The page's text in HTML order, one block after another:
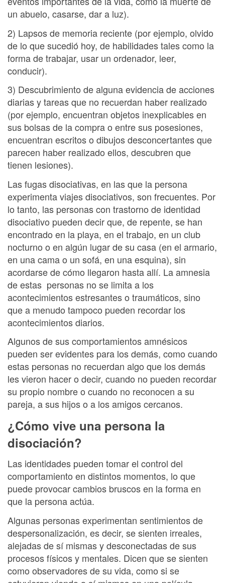
un abuelo, casarse, dar a luz).
2) Lapsos de memoria reciente (por ejemplo, olvido
de lo que sucedió hoy, de habilidades tales como la
forma de trabajar, usar un ordenador, leer,
conducir).
3) Descubrimiento de alguna evidencia de acciones
diarias y tareas que no recuerdan haber realizado
(por ejemplo, encuentran objetos inexplicables en
sus bolsas de la compra o entre sus posesiones,
encuentran escritos o dibujos desconcertantes que
parecen haber realizado ellos, descubren que
tienen lesiones).
Las fugas disociativas, en las que la persona
experimenta viajes disociativos, son frecuentes. Por
lo tanto, las personas con trastorno de identidad
disociativo pueden decir que, de repente, se han
encontrado en la playa, en el trabajo, en un club
nocturno o en algún lugar de su casa (en el armario,
en una cama o un sofá, en una esquina), sin
acordarse de cómo llegaron hasta allí. La amnesia
de estas personas no se limita a los
acontecimientos estresantes o traumáticos, sino
que a menudo tampoco pueden recordar los
acontecimientos diarios.
Algunos de sus comportamientos amnésicos
pueden ser evidentes para los demás, como cuando
estas personas no recuerdan algo que los demás
les vieron hacer o decir, cuando no pueden recordar
su propio nombre o cuando no reconocen a su
pareja, a sus hijos o a los amigos cercanos.
¿Cómo vive una persona la
disociación?
Las identidades pueden tomar el control del
comportamiento en distintos momentos, lo que
puede provocar cambios bruscos en la forma en
que la persona actúa.
Algunas personas experimentan sentimientos de
despersonalización, es decir, se sienten irreales,
alejadas de sí mismas y desconectadas de sus
procesos físicos y mentales. Dicen que se sienten
como observadores de su vida, como si se